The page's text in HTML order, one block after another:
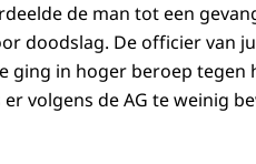
de man tot een
doodslag. De officier van
ging in hoger beroep
volgens de AG te weinig